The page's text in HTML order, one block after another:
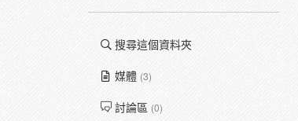
搜尋這個資料夾
媒體 (3)
討論區 (0)